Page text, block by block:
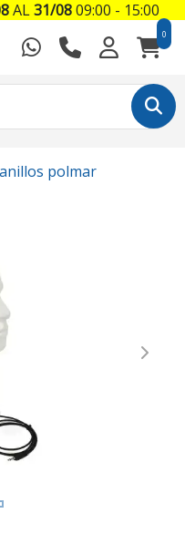
0
polmar
Next
AL31/0809:00 - 15:00